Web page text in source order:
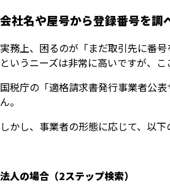
会社名や屋号から登録番号を調
実務上、困るのが「まだ取引先に番
というニーズは非常に高いですが、こ
国税庁の「適格請求書発行事業者公
ん。
しかし、事業者の形態に応じて、以
法人の場合（2ステップ検索）